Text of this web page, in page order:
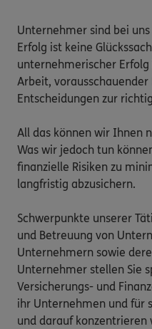
Unternehmer sind bei
Erfolg ist keine
unternehmerischer
Arbeit,
Entscheidungen zur
All das können wir Ihnen
Was wir jedoch tun
finanzielle Risiken zu
langfristig abzusichern.
Schwerpunkte unserer
und Betreuung von
Unternehmern sowie
Unternehmer stellen Sie
Versicherungs- und
ihr Unternehmen und für
und darauf konzentrieren